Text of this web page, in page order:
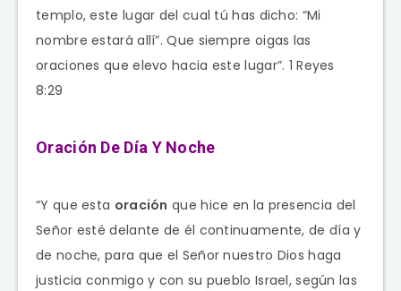
templo, este lugar del cual tú has dicho: “Mi
nombre estará allí”. Que siempre oigas las
oraciones que elevo hacia este lugar”. 1 Reyes
8:29
Oración De Día Y Noche
“Y que esta oración que hice en la presencia del
Señor esté delante de él continuamente, de día y
de noche, para que el Señor nuestro Dios haga
justicia conmigo y con su pueblo Israel, según las